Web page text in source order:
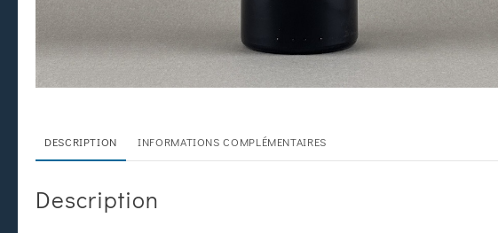
DESCRIPTION INFORMATIONS COMPLÉMENTAIRES
Description